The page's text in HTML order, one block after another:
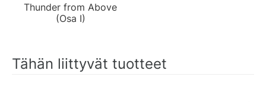
Thunder from Above
(Osa I)
Tähän liittyvät tuotteet